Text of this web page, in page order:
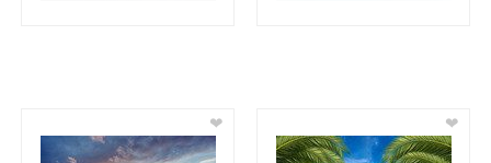
❤ ❤